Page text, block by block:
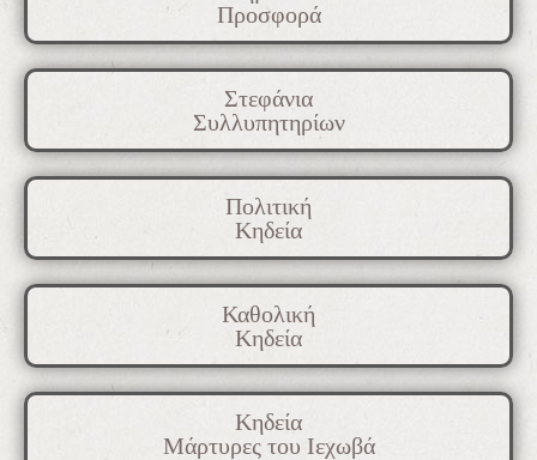
Προσφορά
Στεφάνια
Συλλυπητηρίων
Πολιτική
Κηδεία
Καθολική
Κηδεία
Κηδεία
Μάρτυρες του Ιεχωβά